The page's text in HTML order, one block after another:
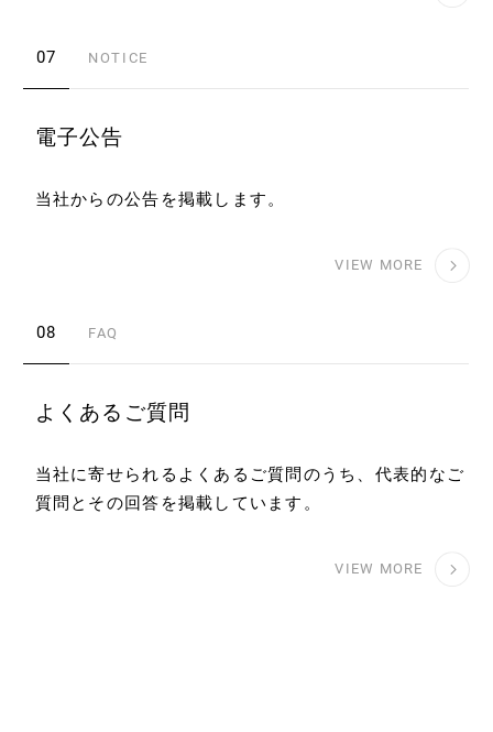
07 NOTICE
電子公告
当社からの公告を掲載します。
VIEW MORE
08 FAQ
よくあるご質問
当社に寄せられるよくあるご質問のうち、代表的なご
質問とその回答を掲載しています。
VIEW MORE